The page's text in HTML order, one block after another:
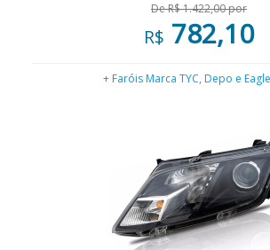
De R$ 1.422,00 por
R$ 782,10
+ Faróis Marca TYC, Depo e